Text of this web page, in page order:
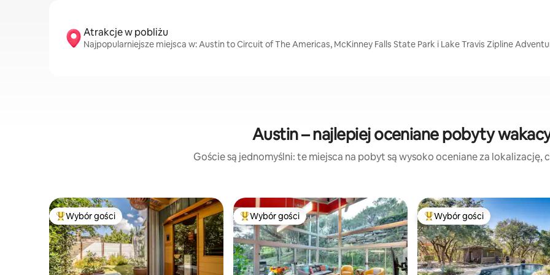
Atrakcje w pobliżu
Najpopularniejsze miejsca w: Austin to Circuit of The Americas, McKinney Falls State Park i Lake Travis Zipline
Austin – najlepiej oceniane pobyty
Goście są jednomyślni: te miejsca na pobyt są wysoko oceniane za lokalizację,
Najpopularniejsze z kategorii Wybór gości
Wybór gości Najpopularniejsze z kategorii Wybór gości
Wybór gości Najpopularniejsze z kategorii
Wybór gości